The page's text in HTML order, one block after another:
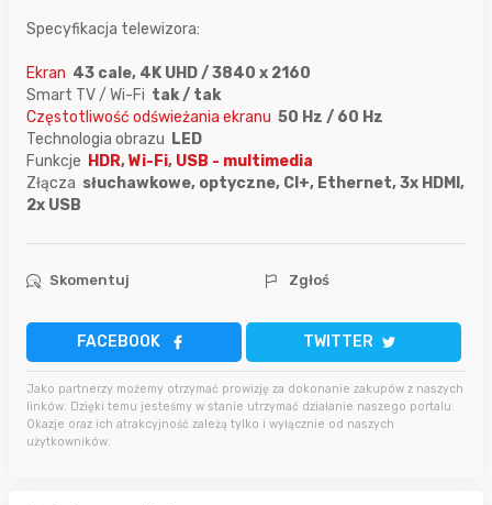
Specyfikacja telewizora:
Ekran 43 cale, 4K UHD / 3840 x 2160
Smart TV / Wi-Fi tak / tak
Częstotliwość odświeżania ekranu 50 Hz / 60 Hz
Technologia obrazu LED
Funkcje HDR,Wi-Fi, USB - multimedia
Złącza słuchawkowe, optyczne, CI+, Ethernet, 3x HDMI,
2x USB
Skomentuj Zgłoś
FACEBOOK TWITTER
Jako partnerzy możemy otrzymać prowizję za dokonanie zakupów z naszych
linków. Dzięki temu jesteśmy w stanie utrzymać działanie naszego portalu.
Okazje oraz ich atrakcyjność zależą tylko i wyłącznie od naszych
użytkowników.